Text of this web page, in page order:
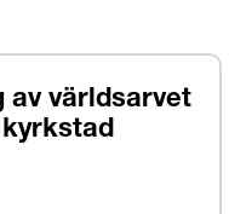
av världsarvet